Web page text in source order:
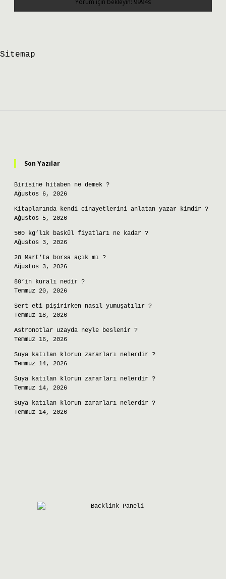
Sitemap
Son Yazılar
Birisine hitaben ne demek ?
Ağustos 6, 2026
Kitaplarında kendi cinayetlerini anlatan yazar kimdir ?
Ağustos 5, 2026
500 kg’lık baskül fiyatları ne kadar ?
Ağustos 3, 2026
28 Mart’ta borsa açık mı ?
Ağustos 3, 2026
80’in kuralı nedir ?
Temmuz 20, 2026
Sert eti pişirirken nasıl yumuşatılır ?
Temmuz 18, 2026
Astronotlar uzayda neyle beslenir ?
Temmuz 16, 2026
Suya katılan klorun zararları nelerdir ?
Temmuz 14, 2026
Suya katılan klorun zararları nelerdir ?
Temmuz 14, 2026
Suya katılan klorun zararları nelerdir ?
Temmuz 14, 2026